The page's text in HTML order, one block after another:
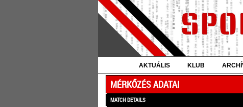
AKTUÁLIS KLUB
MÉRKŐZÉS ADATAI
MATCH DETAILS